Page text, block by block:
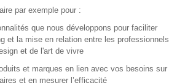
–Organisation SAFI
Recrutement
par exemple pour :
que nous développons pour faciliter
et la mise en relation entre les professionnels
et de l'art de vivre
et marques en lien avec vos besoins sur
et en mesurer l’efficacité